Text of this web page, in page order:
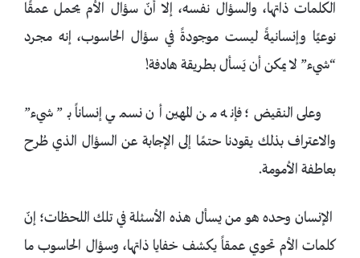
الكلمات ذاتها، والسؤال نفسه، إلا أنّ سؤال الأم يحمل عمقًا
نوعيًا وإنسانيةً ليست موجودةً في سؤال الحاسوب، إنه مجرد
“شيء” لا يمكن أن يَسأل بطريقة هادفة!
وعلى النقيض؛ فإنه من المهين أن نسمي إنساناً بـ” شيء”
والاعتراف بذلك يقودنا حتمًا إلى الإجابة عن السؤال الذي طُرح
بعاطفة الأمومة.
الإنسان وحده هو من يسأل هذه الأسئلة في تلك اللحظات؛ إنّ
كلمات الأم تحوي عمقاً يكشف خفايا ذاتها، وسؤال الحاسوب ما